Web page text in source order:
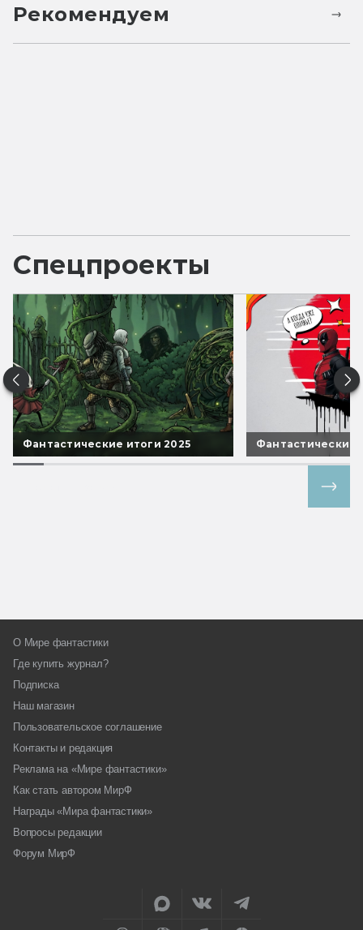
Рекомендуем
Спецпроекты
Фантастические итоги 2025 Фантастические
О Мире фантастики
Где купить журнал?
Подписка
Наш магазин
Пользовательское соглашение
Контакты и редакция
Реклама на «Мире фантастики»
Как стать автором МирФ
Награды «Мира фантастики»
Вопросы редакции
Форум МирФ